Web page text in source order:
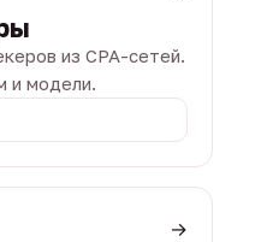
из CPA-сетей.
и модели.
→